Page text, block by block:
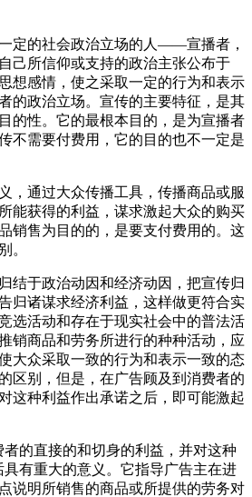
定的社会政治立场的人——宣播者，
己所信仰或支持的政治主张公布于
想感情，使之采取一定的行为和表示
的政治立场。宣传的主要特征，是其
的性。它的最根本目的，是为宣播者
不需要付费用，它的目的也不一定是
，通过大众传播工具，传播商品或服
能获得的利益，谋求激起大众的购买
销售为目的的，是要支付费用的。这
。
结于政治动因和经济动因，把宣传归
归诸谋求经济利益，这样做更符合实
选活动和存在于现实社会中的普法活
销商品和劳务所进行的种种活动，应
大众采取一致的行为和表示一致的态
区别，但是，在广告顾及到消费者的
这种利益作出承诺之后，即可能激起
的直接的和切身的利益，并对这种
有重大的意义。它指导广告主在进
说明所销售的商品或所提供的劳务对